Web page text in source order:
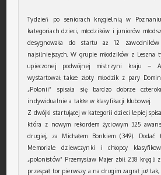
Tydzień po seniorach kręgielnią w Poznaniu
kategoriach dzieci, młodzików i juniorów
desygnowała do startu aż 12
najsilniejszych. W grupie młodzików z Leszna
upieczonej podwójnej mistrzyni kraju –
wystartował także złoty młodzik z pary
„Polonii” spisała się bardzo dobrze
indywidualnie a także w klasyfikacji klubowej.
Z dwójki startującej w kategorii dzieci lepiej
która z nowym rekordem życiowym 325
drugiej, za Michałem Bonkiem (349).
Memoriale dziewczynki i chłopcy
„polonistów” Przemysław Majer zbił 238 kręgli
przespał tor pierwszy a na drugim zagrał już